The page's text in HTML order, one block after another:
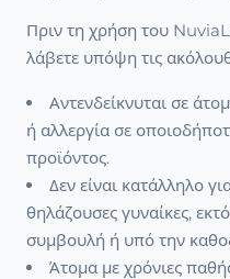
Πριν τη χρήση του
λάβετε υπόψη τις
Αντενδείκνυται σε
ή αλλεργία σε
προϊόντος.
Δεν είναι κατάλληλο
θηλάζουσες γυναίκες,
συμβουλή ή υπό την
Άτομα με χρόνιες